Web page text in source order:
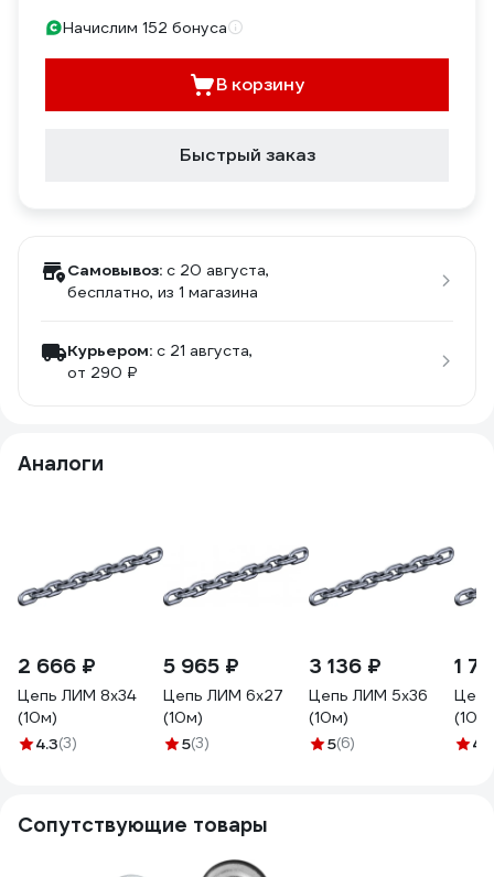
Начислим 152 бонуса
В корзину
Быстрый заказ
Самовывоз: c 20 августа,
бесплатно, из 1 магазина
Курьером: c 21 августа,
от 290 ₽
Аналоги
2 666 ₽
Цепь ЛИМ 8х34
(10м)
4.3(3)
5 965 ₽
Цепь ЛИМ 6х27
(10м)
5(3)
3 136 ₽
Цепь ЛИМ 5х36
(10м)
5(6)
1
(10м)
4.5
Сопутствующие товары